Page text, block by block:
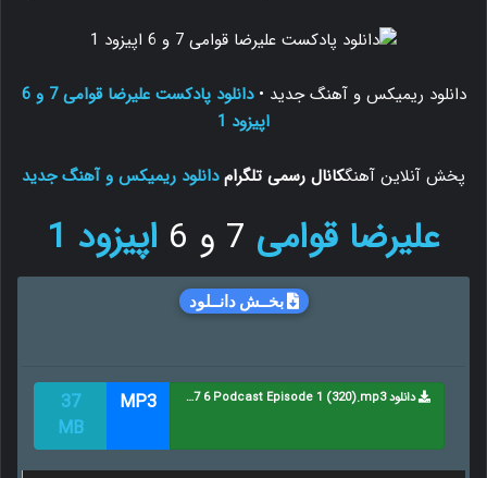
دانلود ریمیکس و آهنگ جدید •
دانلود پادکست علیرضا قوامی 7 و 6
اپیزود 1
پخش آنلاین آهنگکانال رسمی تلگرامدانلود ریمیکس و آهنگ جدید
علیرضا قوامی اپیزود 1
بخــش دانــلود
دانلود Alireza Qavami - 7 6 Podcast Episode 1 (320).mp3 MP3
37
MB